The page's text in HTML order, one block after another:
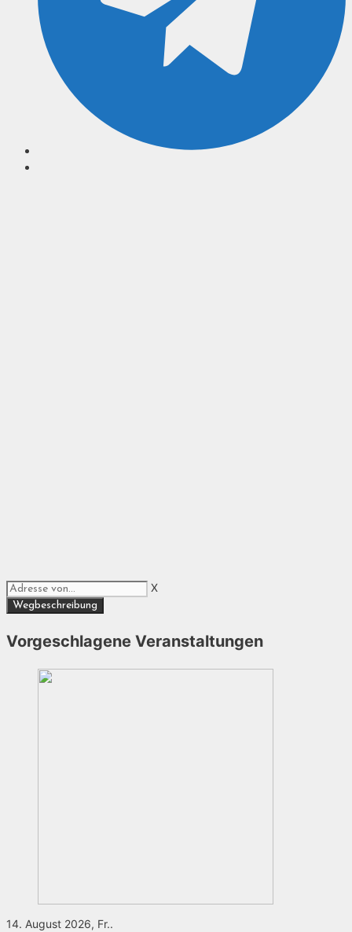
X
Vorgeschlagene Veranstaltungen
14. August 2026, Fr..